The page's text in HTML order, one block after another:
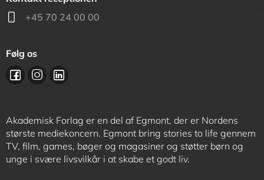
+45 70 24 00 00
Følg os
Akademisk Forlag er en del af Egmont, der er Nordens
største mediekoncern. Egmont bring stories to life gennem
TV, film, games, bøger og magasiner og støtter børn og
unge i svære livsvilkår i at skabe et godt liv.